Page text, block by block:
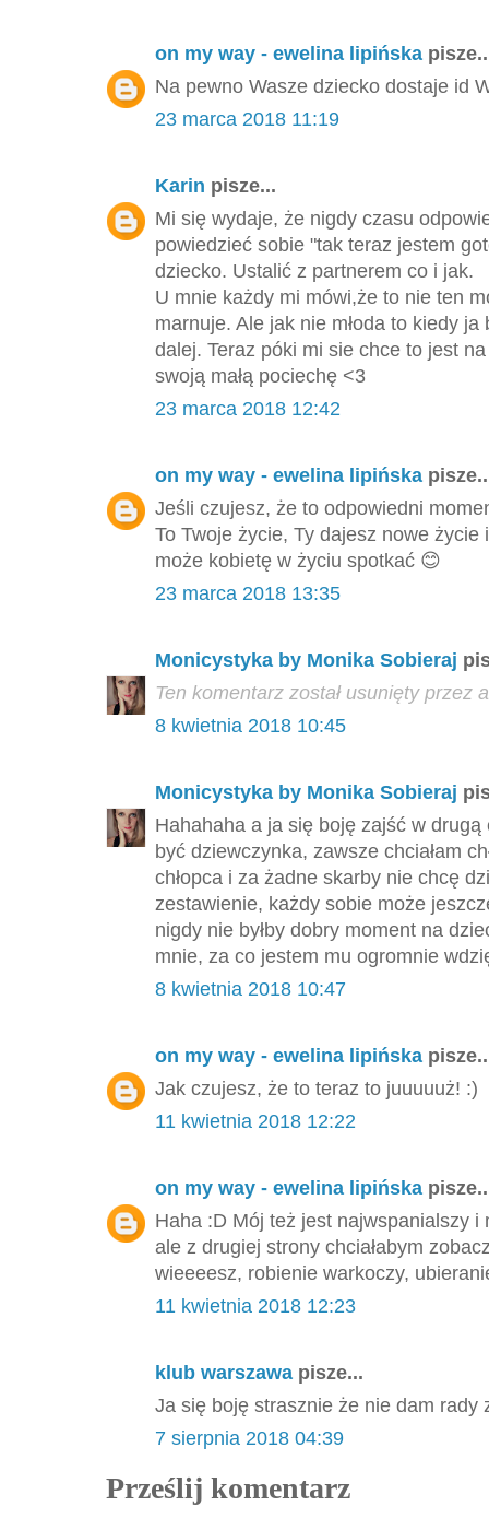
on my way - ewelina lipińska
Na pewno Wasze dziecko dostaje id
23 marca 2018 11:19
Karin pisze...
Mi się wydaje, że nigdy czasu
powiedzieć sobie "tak teraz jestem
dziecko. Ustalić z partnerem co i jak.
U mnie każdy mi mówi,że to nie ten
marnuje. Ale jak nie młoda to kiedy ja
dalej. Teraz póki mi sie chce to jest
swoją małą pociechę <3
23 marca 2018 12:42
on my way - ewelina lipińska
Jeśli czujesz, że to odpowiedni
To Twoje życie, Ty dajesz nowe
może kobietę w życiu spotkać 😊
23 marca 2018 13:35
Monicystyka by Monika Sobieraj
Ten komentarz został usunięty przez
8 kwietnia 2018 10:45
Monicystyka by Monika Sobieraj
Hahahaha a ja się boję zajść w
być dziewczynka, zawsze chciałam
chłopca i za żadne skarby nie chcę
zestawienie, każdy sobie może
nigdy nie byłby dobry moment na
mnie, za co jestem mu ogromnie
8 kwietnia 2018 10:47
on my way - ewelina lipińska
Jak czujesz, że to teraz to juuuuuż! :)
11 kwietnia 2018 12:22
on my way - ewelina lipińska
Haha :D Mój też jest najwspanialszy i
ale z drugiej strony chciałabym
wieeeesz, robienie warkoczy,
11 kwietnia 2018 12:23
klub warszawa pisze...
Ja się boję strasznie że nie dam rady
7 sierpnia 2018 04:39
Prześlij komentarz